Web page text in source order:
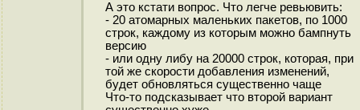
А это кстати вопрос. Что легче ревьювить:
- 20 атомарных маленьких пакетов, по 1000
строк, каждому из которым можно бампнуть
версию
- или одну либу на 20000 строк, которая, при
той же скорости добавления изменений,
будет обновляться существенно чаще
Что-то подсказывает что второй вариант